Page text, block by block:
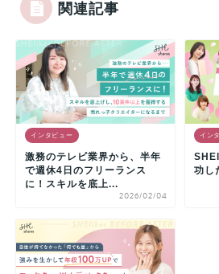
関連記事
インタビュー
激務のテレビ業界から、半年
で週休4日のフリーランス
に！スキルを底上...
2026/02/04
イン
功し